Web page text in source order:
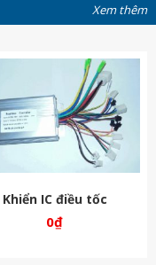
Xem thêm
Khiển IC điều tốc
0₫